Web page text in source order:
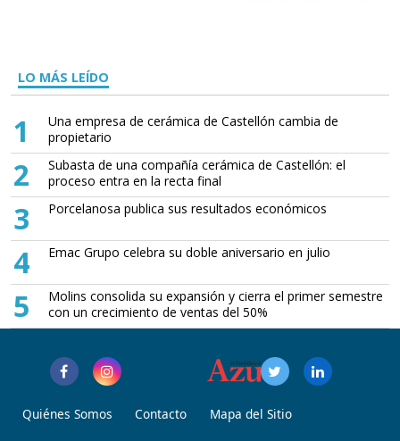
LO MÁS LEÍDO
1
Una empresa de cerámica de Castellón cambia de
propietario
2
Subasta de una compañía cerámica de Castellón: el
proceso entra en la recta final
3 Porcelanosa publica sus resultados económicos
4 Emac Grupo celebra su doble aniversario en julio
5
Molins consolida su expansión y cierra el primer semestre
con un crecimiento de ventas del 50%
Quiénes Somos Contacto Mapa del Sitio